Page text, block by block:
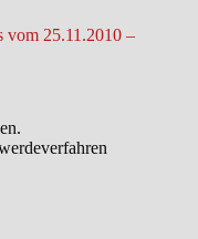
vom 25.11.2010 –